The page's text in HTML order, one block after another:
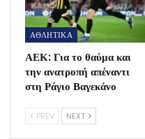
ΑΘΛΗΤΙΚΑ
ΑΕΚ: Για το θαύμα και
την ανατροπή απέναντι
στη Ράγιο Βαγεκάνο
PREV NEXT